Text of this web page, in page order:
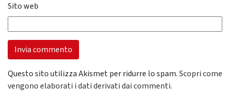
Sito web
Questo sito utilizza Akismet per ridurre lo spam.Scopri come
vengono elaborati i dati derivati dai commenti.